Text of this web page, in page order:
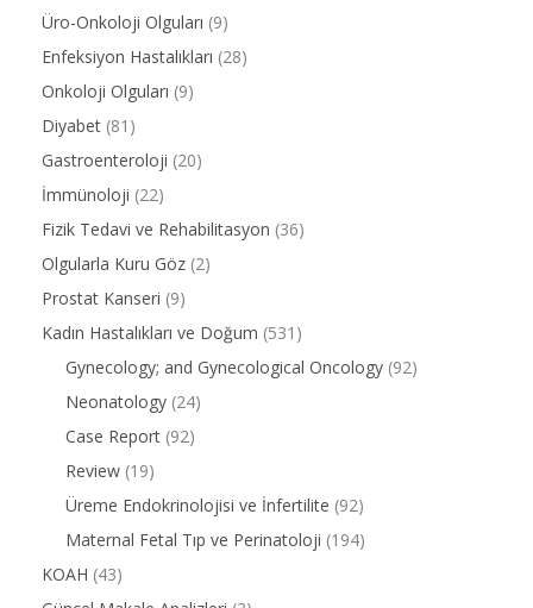
Üro-Onkoloji Olguları (9)
Enfeksiyon Hastalıkları (28)
Onkoloji Olguları (9)
Diyabet (81)
Gastroenteroloji (20)
İmmünoloji (22)
Fizik Tedavi ve Rehabilitasyon (36)
Olgularla Kuru Göz (2)
Prostat Kanseri (9)
Kadın Hastalıkları ve Doğum (531)
Gynecology; and Gynecological Oncology (92)
Neonatology (24)
Case Report (92)
Review (19)
Üreme Endokrinolojisi ve İnfertilite (92)
Maternal Fetal Tıp ve Perinatoloji (194)
KOAH (43)